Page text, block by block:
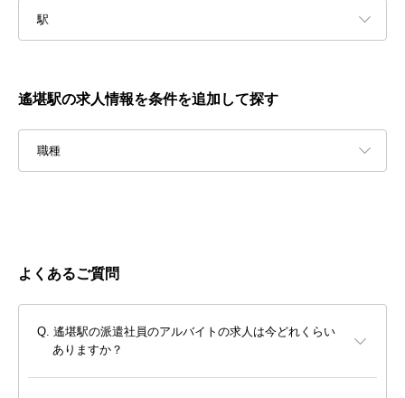
駅
遙堪駅の求人情報を条件を追加して探す
職種
よくあるご質問
遙堪駅の派遣社員のアルバイトの求人は今どれくらい
ありますか？